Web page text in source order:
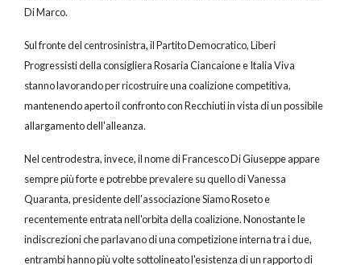
Di Marco.
Sul fronte del centrosinistra, il Partito Democratico, Liberi
Progressisti della consigliera Rosaria Ciancaione e Italia Viva
stanno lavorando per ricostruire una coalizione competitiva,
mantenendo aperto il confronto con Recchiuti in vista di un possibile
allargamento dell'alleanza.
Nel centrodestra, invece, il nome di Francesco Di Giuseppe appare
sempre più forte e potrebbe prevalere su quello di Vanessa
Quaranta, presidente dell'associazione Siamo Roseto e
recentemente entrata nell'orbita della coalizione. Nonostante le
indiscrezioni che parlavano di una competizione interna tra i due,
entrambi hanno più volte sottolineato l'esistenza di un rapporto di